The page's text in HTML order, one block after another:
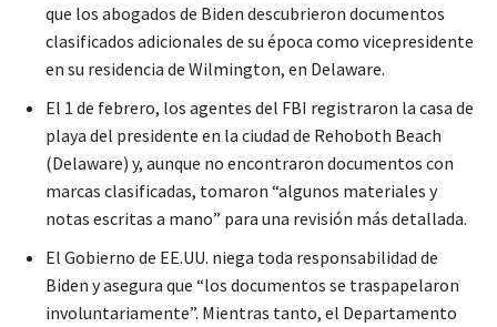
que los abogados de Biden descubrieron documentos
clasificados adicionales de su época como vicepresidente
en su residencia de Wilmington, en Delaware.
El 1 de febrero, los agentes del FBI registraron la casa de
playa del presidente en la ciudad de Rehoboth Beach
(Delaware) y, aunque no encontraron documentos con
marcas clasificadas, tomaron “algunos materiales y
notas escritas a mano” para una revisión más detallada.
El Gobierno de EE.UU. niega toda responsabilidad de
Biden y asegura que “los documentos se traspapelaron
involuntariamente”. Mientras tanto, el Departamento